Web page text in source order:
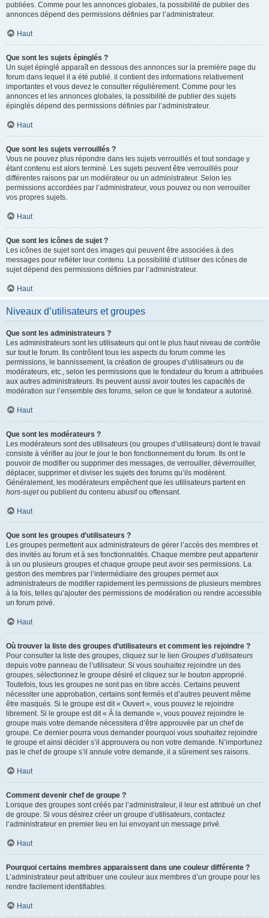
publiées. Comme pour les annonces globales, la possibilité de publier des
annonces dépend des permissions définies par l’administrateur.
Haut
Que sont les sujets épinglés ?
Un sujet épinglé apparaît en dessous des annonces sur la première page du
forum dans lequel il a été publié. il contient des informations relativement
importantes et vous devez le consulter régulièrement. Comme pour les
annonces et les annonces globales, la possibilité de publier des sujets
épinglés dépend des permissions définies par l’administrateur.
Haut
Que sont les sujets verrouillés ?
Vous ne pouvez plus répondre dans les sujets verrouillés et tout sondage y
étant contenu est alors terminé. Les sujets peuvent être verrouillés pour
différentes raisons par un modérateur ou un administrateur. Selon les
permissions accordées par l’administrateur, vous pouvez ou non verrouiller
vos propres sujets.
Haut
Que sont les icônes de sujet ?
Les icônes de sujet sont des images qui peuvent être associées à des
messages pour refléter leur contenu. La possibilité d’utiliser des icônes de
sujet dépend des permissions définies par l’administrateur.
Haut
Niveaux d’utilisateurs et groupes
Que sont les administrateurs ?
Les administrateurs sont les utilisateurs qui ont le plus haut niveau de contrôle
sur tout le forum. Ils contrôlent tous les aspects du forum comme les
permissions, le bannissement, la création de groupes d’utilisateurs ou de
modérateurs, etc., selon les permissions que le fondateur du forum a attribuées
aux autres administrateurs. Ils peuvent aussi avoir toutes les capacités de
modération sur l’ensemble des forums, selon ce que le fondateur a autorisé.
Haut
Que sont les modérateurs ?
Les modérateurs sont des utilisateurs (ou groupes d’utilisateurs) dont le travail
consiste à vérifier au jour le jour le bon fonctionnement du forum. Ils ont le
pouvoir de modifier ou supprimer des messages, de verrouiller, déverrouiller,
déplacer, supprimer et diviser les sujets des forums qu’ils modèrent.
Généralement, les modérateurs empêchent que les utilisateurs partent en
hors-sujetou publient du contenu abusif ou offensant.
Haut
Que sont les groupes d’utilisateurs ?
Les groupes permettent aux administrateurs de gérer l’accès des membres et
des invités au forum et à ses fonctionnalités. Chaque membre peut appartenir
à un ou plusieurs groupes et chaque groupe peut avoir ses permissions. La
gestion des membres par l’intermédiaire des groupes permet aux
administrateurs de modifier rapidement les permissions de plusieurs membres
à la fois, telles qu’ajouter des permissions de modération ou rendre accessible
un forum privé.
Haut
Où trouver la liste des groupes d’utilisateurs et comment les rejoindre ?
Pour consulter la liste des groupes, cliquez sur le lien Groupes d’utilisateurs
depuis votre panneau de l’utilisateur. Si vous souhaitez rejoindre un des
groupes, sélectionnez le groupe désiré et cliquez sur le bouton approprié.
Toutefois, tous les groupes ne sont pas en libre accès. Certains peuvent
nécessiter une approbation, certains sont fermés et d’autres peuvent même
être masqués. Si le groupe est dit « Ouvert », vous pouvez le rejoindre
librement. Si le groupe est dit « À la demande », vous pouvez rejoindre le
groupe mais votre demande nécessitera d’être approuvée par un chef de
groupe. Ce dernier pourra vous demander pourquoi vous souhaitez rejoindre
le groupe et ainsi décider s’il approuvera ou non votre demande. N’importunez
pas le chef de groupe s’il annule votre demande, il a sûrement ses raisons.
Haut
Comment devenir chef de groupe ?
Lorsque des groupes sont créés par l’administrateur, il leur est attribué un chef
de groupe. Si vous désirez créer un groupe d’utilisateurs, contactez
l’administrateur en premier lieu en lui envoyant un message privé.
Haut
Pourquoi certains membres apparaissent dans une couleur différente ?
L’administrateur peut attribuer une couleur aux membres d’un groupe pour les
rendre facilement identifiables.
Haut